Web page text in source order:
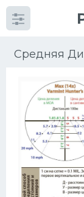
Средняя
Много